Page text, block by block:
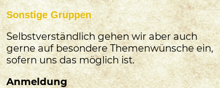
Sonstige Gruppen
Selbstverständlich gehen wir aber auch
gerne auf besondere Themenwünsche ein,
sofern uns das möglich ist.
Anmeldung